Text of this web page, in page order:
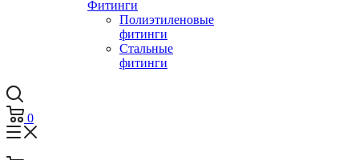
Фитинги
Полиэтиленовые
фитинги
Стальные
фитинги
0